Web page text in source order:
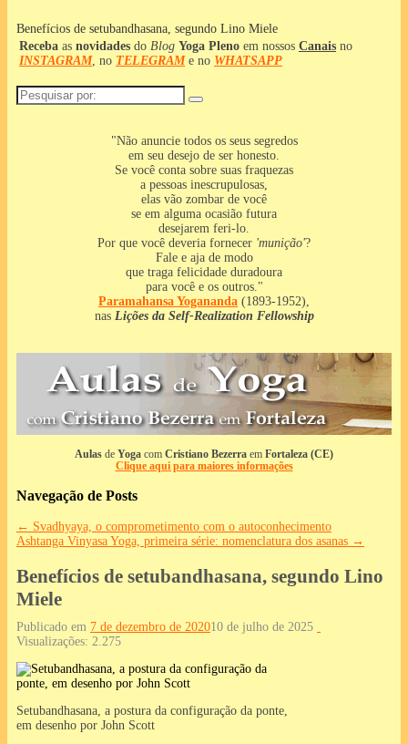
Benefícios de setubandhasana, segundo Lino Miele
Receba as novidades do Blog Yoga Pleno em nossos Canais no
INSTAGRAM, no TELEGRAMe no WHATSAPP
Pesquisar
por:
"Não anuncie todos os seus segredos
em seu desejo de ser honesto.
Se você conta sobre suas fraquezas
a pessoas inescrupulosas,
elas vão zombar de você
se em alguma ocasião futura
desejarem feri-lo.
Por que você deveria fornecer 'munição'?
Fale e aja de modo
que traga felicidade duradoura
para você e os outros."
Paramahansa Yogananda (1893-1952),
nas Lições da Self-Realization Fellowship
Aulas de Yoga com Cristiano Bezerra em Fortaleza (CE)
Clique aqui para maiores informações
Navegação de Posts
← Svadhyaya, o comprometimento com o autoconhecimento
Ashtanga Vinyasa Yoga, primeira série: nomenclatura dos asanas →
Benefícios de setubandhasana, segundo Lino
Miele
Publicado em 7 de dezembro de 202010 de julho de 2025
Visualizações: 2.275
Setubandhasana, a postura da configuração da ponte,
em desenho por John Scott